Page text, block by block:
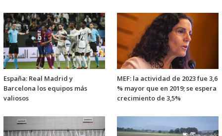
España: Real Madrid y
Barcelona los equipos más
valiosos
MEF: la actividad de 2023 fue 3,6
% mayor que en 2019; se espera
crecimiento de 3,5%